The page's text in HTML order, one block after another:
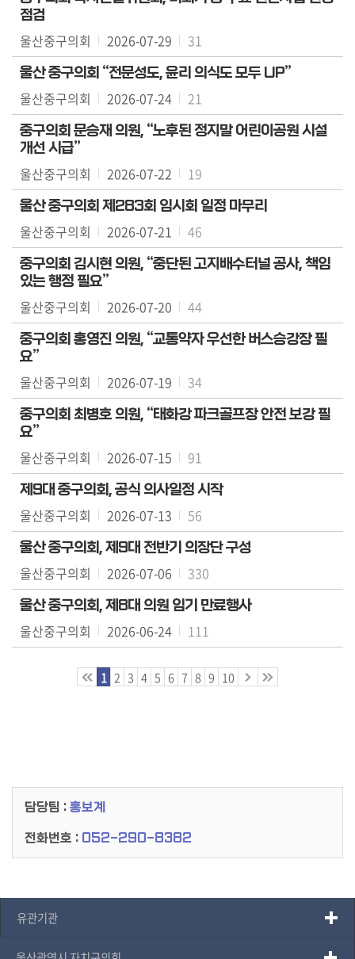
점검
울산중구의회 2026-07-29 31
울산 중구의회 “전문성도, 윤리 의식도 모두 UP”
울산중구의회 2026-07-24 21
중구의회 문승재 의원, “노후된 정지말 어린이공원 시설
개선 시급”
울산중구의회 2026-07-22 19
울산 중구의회 제283회 임시회 일정 마무리
울산중구의회 2026-07-21 46
중구의회 김시현 의원, “중단된 고지배수터널 공사, 책임
있는 행정 필요”
울산중구의회 2026-07-20 44
중구의회 홍영진 의원, “교통약자 우선한 버스승강장 필
요”
울산중구의회 2026-07-19 34
중구의회 최병호 의원, “태화강 파크골프장 안전 보강 필
요”
울산중구의회 2026-07-15 91
제9대 중구의회, 공식 의사일정 시작
울산중구의회 2026-07-13 56
울산 중구의회, 제9대 전반기 의장단 구성
울산중구의회 2026-07-06 330
울산 중구의회, 제8대 의원 임기 만료행사
울산중구의회 2026-06-24 111
1 2 3 4 5 6 7 8 9 10
담당팀 : 홍보계
전화번호 : 052-290-8382
유관기관